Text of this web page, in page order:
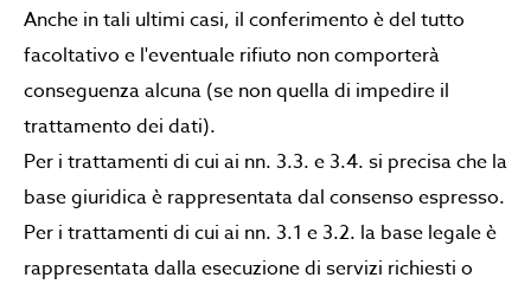
Anche in tali ultimi casi, il conferimento è del tutto
facoltativo e l'eventuale rifiuto non comporterà
conseguenza alcuna (se non quella di impedire il
trattamento dei dati).
Per i trattamenti di cui ai nn. 3.3. e 3.4. si precisa che la
base giuridica è rappresentata dal consenso espresso.
Per i trattamenti di cui ai nn. 3.1 e 3.2. la base legale è
rappresentata dalla esecuzione di servizi richiesti o